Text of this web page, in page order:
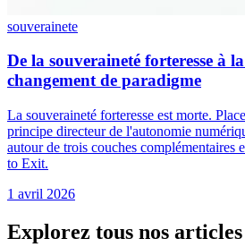
souverainete
De la souveraineté forteresse à
changement de paradigme
La souveraineté forteresse est morte.
principe directeur de l'autonomie
autour de trois couches complémentaires
to Exit.
1 avril 2026
Explorez tous nos articles